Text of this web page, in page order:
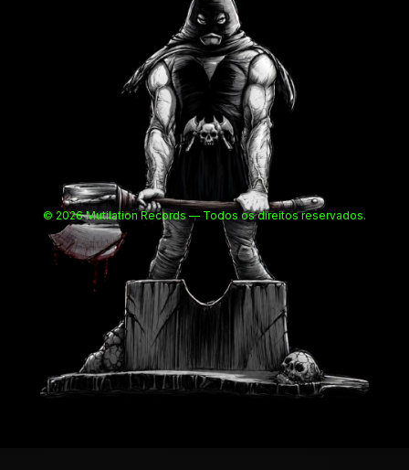
© 2026 Mutilation Records — Todos os direitos reservados.